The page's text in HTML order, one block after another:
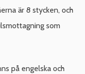
är 8 stycken, och
som
på engelska och